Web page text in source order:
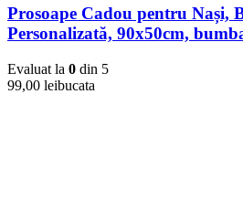
Prosoape Cadou pentru Nași,
Personalizată, 90x50cm,
Evaluat la 0 din 5
99,00 leibucata